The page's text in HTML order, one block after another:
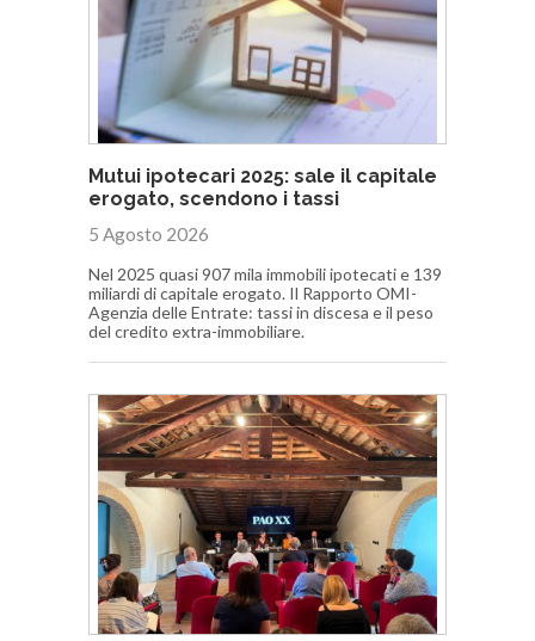
Mutui ipotecari 2025: sale il capitale
erogato, scendono i tassi
5 Agosto 2026
Nel 2025 quasi 907 mila immobili ipotecati e 139
miliardi di capitale erogato. Il Rapporto OMI-
Agenzia delle Entrate: tassi in discesa e il peso
del credito extra-immobiliare.